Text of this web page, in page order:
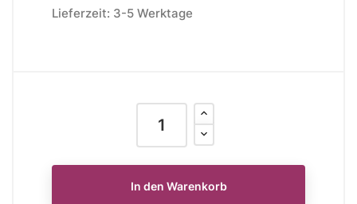
Lieferzeit: 3-5 Werktage
In den Warenkorb